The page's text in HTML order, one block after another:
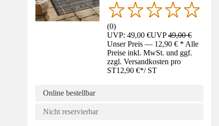
(0)
UVP: 49,00 €UVP49,00 €
Unser Preis — 12,90 € * Alle
Preise inkl. MwSt. und ggf.
zzgl. Versandkosten pro
ST12,90 €*/ ST
Online bestellbar
Nicht reservierbar